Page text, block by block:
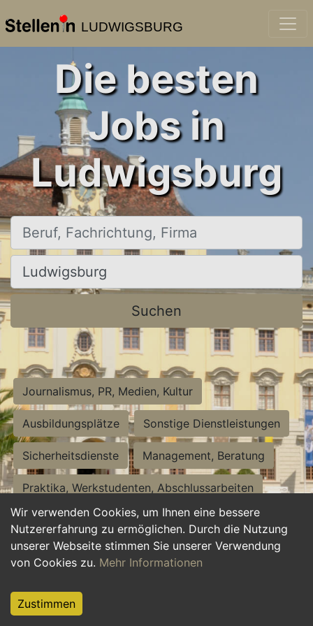
LUDWIGSBURG
Wir verwenden Cookies, um Ihnen eine bessere
Nutzererfahrung zu ermöglichen. Durch die Nutzung
unserer Webseite stimmen Sie unserer Verwendung
von Cookies zu. Mehr Informationen
Zustimmen
Die besten
Jobs in
Ludwigsburg
Beruf, Fachrichtung, Firma
Ort, Stadt
Suchen
Journalismus, PR, Medien, Kultur
Ausbildungsplätze Sonstige Dienstleistungen
Sicherheitsdienste Management, Beratung
Praktika, Werkstudenten, Abschlussarbeiten
Personalwesen Assistenz, Sekretariat
Hilfskräfte, Aushilfs- und Nebenjobs
Weiterbildung, Studium, duale Ausbildung